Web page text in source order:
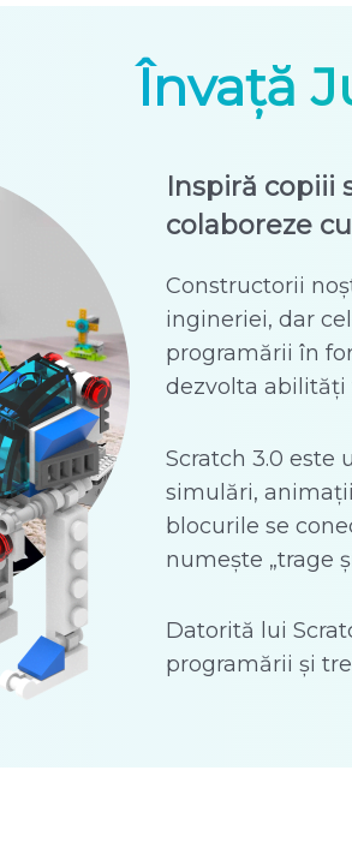
Învață
Inspiră copiii
colaboreze
Constructorii
ingineriei, dar
programării în
dezvolta abilități
Scratch 3.0 este
simulări,
blocurile se
numește „trage
Datorită lui
programării și